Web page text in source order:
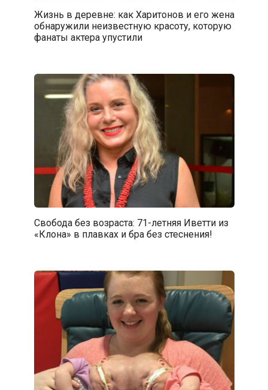
Жизнь в деревне: как Харитонов и его жена
обнаружили неизвестную красоту, которую
фанаты актера упустили
Свобода без возраста: 71-летняя Иветти из
«Клона» в плавках и бра без стеснения!